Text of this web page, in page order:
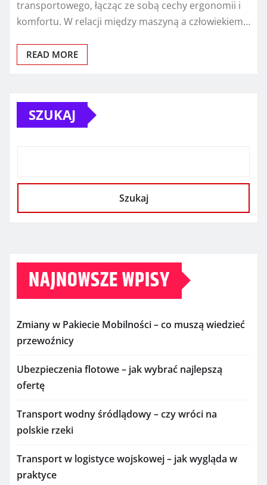
transportowego, łącząc ze sobą cechy ergonomii i
komfortu. W relacji między maszyną a człowiekiem…
READ MORE
SZUKAJ
Szukaj
NAJNOWSZE WPISY
Zmiany w Pakiecie Mobilności – co muszą wiedzieć
przewoźnicy
Ubezpieczenia flotowe – jak wybrać najlepszą
ofertę
Transport wodny śródlądowy – czy wróci na
polskie rzeki
Transport w logistyce wojskowej – jak wygląda w
praktyce